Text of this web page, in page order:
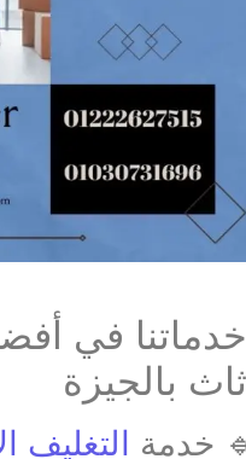
في
بالجيزة
خدمة التغليف